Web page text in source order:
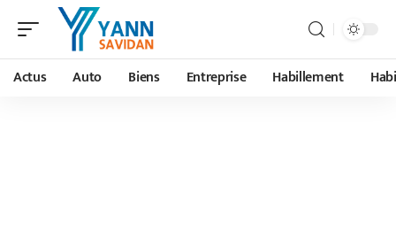
Actus Auto Biens Entreprise Habillement